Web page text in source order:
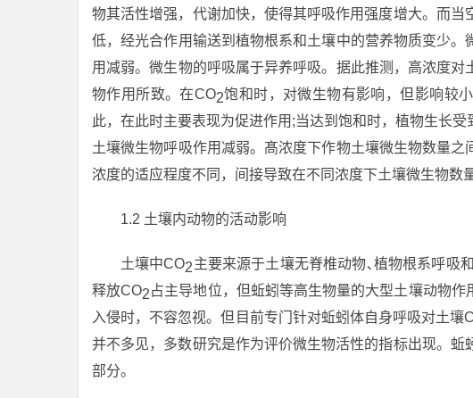
物其活性增强，代谢加快，使得其呼吸作用强度增大。而当
低，经光合作用输送到植物根系和土壤中的营养物质变少
用减弱。微生物的呼吸属于异养呼吸。据此推测，高浓度
物作用所致。在CO2饱和时，对微生物有影响，但影响较
此，在此时主要表现为促进作用;当达到饱和时，植物生长
土壤微生物呼吸作用减弱。髙浓度下作物土壤微生物数量
浓度的适应程度不同，间接导致在不同浓度下土壤微生物数
1.2 土壤内动物的活动影响
土壤中CO2主要来源于土壤无脊椎动物､植物根系呼吸
释放CO2占主导地位，但蚯蚓等高生物量的大型土壤动物
入侵时，不容忽视。但目前专门针对蚯蚓体自身呼吸对土壤
并不多见，多数研究是作为评价微生物活性的指标出现。蚯
部分。